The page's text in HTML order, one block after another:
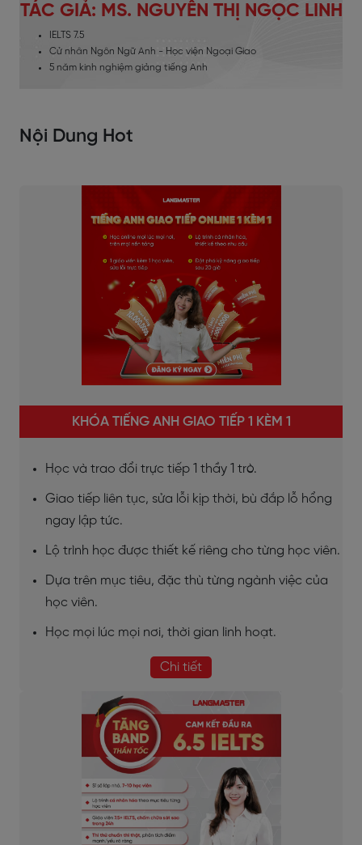
TÁC GIẢ: MS. NGUYỄN THỊ NGỌC LINH
IELTS 7.5
Cử nhân Ngôn Ngữ Anh - Học viện Ngoại Giao
5 năm kinh nghiệm giảng tiếng Anh
Nội Dung Hot
KHÓA TIẾNG ANH GIAO TIẾP 1 KÈM 1
Học và trao đổi trực tiếp 1 thầy 1 trò.
Giao tiếp liên tục, sửa lỗi kịp thời, bù đắp lỗ hổng
ngay lập tức.
Lộ trình học được thiết kế riêng cho từng học viên.
Dựa trên mục tiêu, đặc thù từng ngành việc của
học viên.
Học mọi lúc mọi nơi, thời gian linh hoạt.
Chi tiết